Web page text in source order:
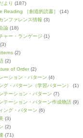
より (187)
Reading ［創造的読書］
(14)
ンファレンス情報 (3)
論 (18)
ャー・ランゲージ (1)
(3)
(2)
(2)
of Order(2)
ーション・パターン (4)
グ・パターン（学習パターン）
(1)
テーション・パターン (7)
テーション・パターン作成物語 (9)
ング・パターン (6)
(3)
(2)
(71)